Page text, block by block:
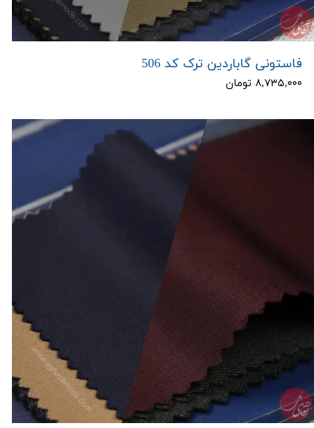
فاستونی گاباردین ترک کد 506
۸,۷۳۵,۰۰۰ تومان